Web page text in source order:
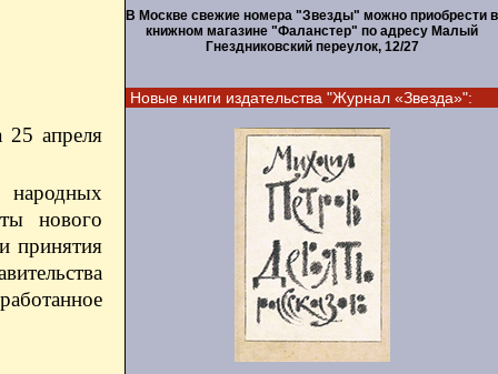
25 апреля
народных
нового
принятия
В Москве свежие номера "Звезды" можно приобрести в
книжном магазине "Фаланстер" по адресу Малый
Гнездниковский переулок, 12/27
Новые книги издательства "Журнал «Звезда»":